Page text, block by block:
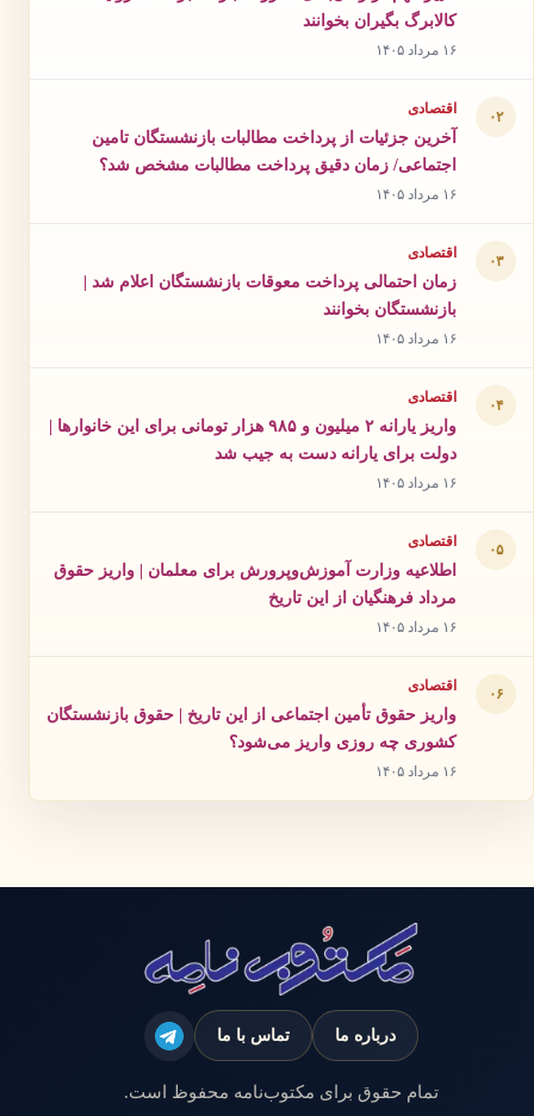
کالابرگ بگیران بخوانند
۱۶ مرداد ۱۴۰۵
۰۲ اقتصادی
آخرین جزئیات از پرداخت مطالبات بازنشستگان تامین
اجتماعی/ زمان دقیق پرداخت مطالبات مشخص شد؟
۱۶ مرداد ۱۴۰۵
۰۳ اقتصادی
زمان احتمالی پرداخت معوقات بازنشستگان اعلام شد |
بازنشستگان بخوانند
۱۶ مرداد ۱۴۰۵
۰۴ اقتصادی
واریز یارانه ۲ میلیون و ۹۸۵ هزار تومانی برای این خانوارها |
دولت برای یارانه دست به جیب شد
۱۶ مرداد ۱۴۰۵
۰۵ اقتصادی
اطلاعیه وزارت آموزش‌وپرورش برای معلمان | واریز حقوق
مرداد فرهنگیان از این تاریخ
۱۶ مرداد ۱۴۰۵
۰۶ اقتصادی
واریز حقوق تأمین اجتماعی از این تاریخ | حقوق بازنشستگان
کشوری چه روزی واریز می‌شود؟
۱۶ مرداد ۱۴۰۵
درباره ما تماس با ما
تمام حقوق برای مکتوب‌نامه محفوظ است.